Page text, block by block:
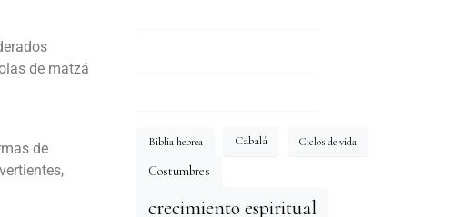
de matzá
de
Biblia hebrea Cabalá Ciclos de vida
Costumbres
crecimiento espiritual